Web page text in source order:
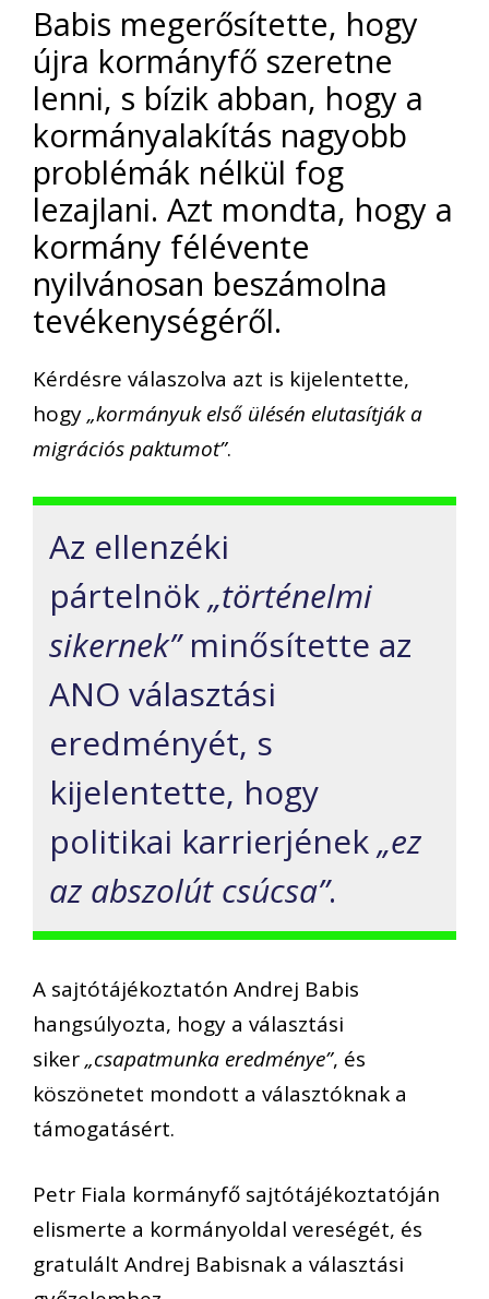
Babis megerősítette, hogy
újra kormányfő szeretne
lenni, s bízik abban, hogy a
kormányalakítás nagyobb
problémák nélkül fog
lezajlani. Azt mondta, hogy a
kormány félévente
nyilvánosan beszámolna
tevékenységéről.
Kérdésre válaszolva azt is kijelentette,
hogy„kormányuk első ülésén elutasítják a
migrációs paktumot”.
Az ellenzéki
pártelnök„történelmi
sikernek”minősítette az
ANO választási
eredményét, s
kijelentette, hogy
politikai karrierjének„ez
az abszolút csúcsa”.
A sajtótájékoztatón Andrej Babis
hangsúlyozta, hogy a választási
siker„csapatmunka eredménye”, és
köszönetet mondott a választóknak a
támogatásért.
Petr Fiala kormányfő sajtótájékoztatóján
elismerte a kormányoldal vereségét, és
gratulált Andrej Babisnak a választási